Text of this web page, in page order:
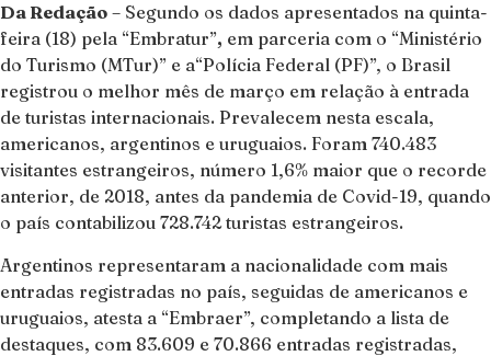
Da Redação – Segundo os dados apresentados na quinta-
feira (18) pela “Embratur”, em parceria com o “Ministério
do Turismo (MTur)” e a“Polícia Federal (PF)”, o Brasil
registrou o melhor mês de março em relação à entrada
de turistas internacionais. Prevalecem nesta escala,
americanos, argentinos e uruguaios. Foram 740.483
visitantes estrangeiros, número 1,6% maior que o recorde
anterior, de 2018, antes da pandemia de Covid-19, quando
o país contabilizou 728.742 turistas estrangeiros.
Argentinos representaram a nacionalidade com mais
entradas registradas no país, seguidas de americanos e
uruguaios, atesta a “Embraer”, completando a lista de
destaques, com 83.609 e 70.866 entradas registradas,